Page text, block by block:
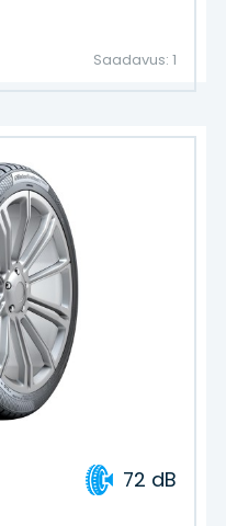
Saadavus: 1
72 dB